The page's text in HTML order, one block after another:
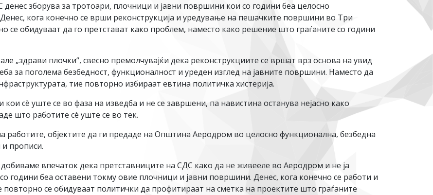
зборува за тротоари, плочници и јавни површини кои со години беа целосно
кога конечно се врши реконструкција и уредување на пешачките површини во Три
се обидуваат да го претстават како проблем, наместо како решение што граѓаните со години
„здрави плочки“, свесно премолчувајќи дека реконструкциите се вршат врз основа на увид
за поголема безбедност, функционалност и уреден изглед на јавните површини. Наместо да
тие повторно избираат евтина политичка хистерија.
сè уште се во фаза на изведба и не се завршени, па навистина останува нејасно како
што работите сè уште се во тек.
објектите да ги предаде на Општина Аеродром во целосно функционална, безбедна
и прописи.
впечаток дека претставниците на СДС како да не живееле во Аеродром и не ја
години беа оставени токму овие плочници и јавни површини. Денес, кога конечно се работи и
повторно се обидуваат политички да профитираат на сметка на проектите што граѓаните